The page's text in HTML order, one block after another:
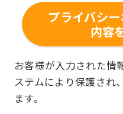
客様の個人情報
■個人情報の
お客様からお預
下の目的で使用
違法または不当な
プライバシ
内容
お客様が入力された情
ステムにより保護され
ます。